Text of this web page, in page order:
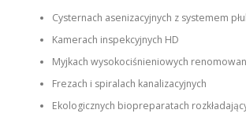
Cysternach asenizacyjnych z systemem
Kamerach inspekcyjnych HD
Myjkach wysokociśnieniowych
Frezach i spiralach kanalizacyjnych
Ekologicznych biopreparatach